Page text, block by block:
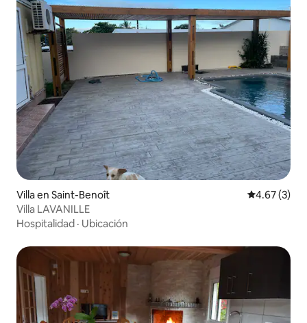
Villa en Saint-Benoît Calificación
4.67 (3)
Villa LAVANILLE
Hospitalidad · Ubicación